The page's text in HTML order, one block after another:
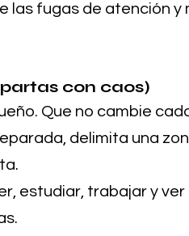
las fugas de atención y
con caos)
Que no cambie
delimita una
estudiar, trabajar y ver